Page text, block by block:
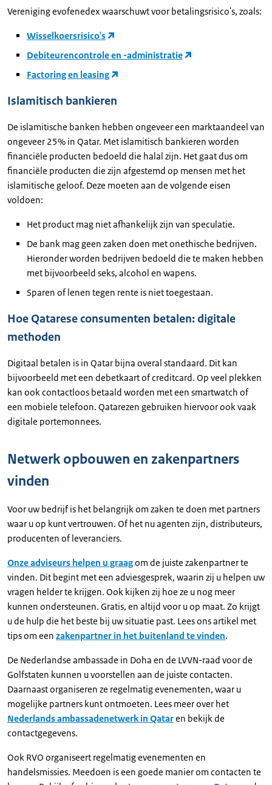
Vereniging evofenedex waarschuwt voor betalingsrisico's, zoals:
Wisselkoersrisico's
Debiteurencontrole en -administratie
Factoring en leasing
Islamitisch bankieren
De islamitische banken hebben ongeveer een marktaandeel van
ongeveer 25% in Qatar. Met islamitisch bankieren worden
financiële producten bedoeld die halal zijn. Het gaat dus om
financiële producten die zijn afgestemd op mensen met het
islamitische geloof. Deze moeten aan de volgende eisen
voldoen:
Het product mag niet afhankelijk zijn van speculatie.
De bank mag geen zaken doen met onethische bedrijven.
Hieronder worden bedrijven bedoeld die te maken hebben
met bijvoorbeeld seks, alcohol en wapens.
Sparen of lenen tegen rente is niet toegestaan.
Hoe Qatarese consumenten betalen: digitale
methoden
Digitaal betalen is in Qatar bijna overal standaard. Dit kan
bijvoorbeeld met een debetkaart of creditcard. Op veel plekken
kan ook contactloos betaald worden met een smartwatch of
een mobiele telefoon. Qatarezen gebruiken hiervoor ook vaak
digitale portemonnees.
Netwerk opbouwen en zakenpartners
vinden
Voor uw bedrijf is het belangrijk om zaken te doen met partners
waar u op kunt vertrouwen. Of het nu agenten zijn, distributeurs,
producenten of leveranciers.
Onze adviseurs helpen u graagom de juiste zakenpartner te
vinden. Dit begint met een adviesgesprek, waarin zij u helpen uw
vragen helder te krijgen. Ook kijken zij hoe ze u nog meer
kunnen ondersteunen. Gratis, en altijd voor u op maat. Zo krijgt
u de hulp die het beste bij uw situatie past. Lees ons artikel met
tips om een zakenpartner in het buitenland te vinden.
De Nederlandse ambassade in Doha en de LVVN-raad voor de
Golfstaten kunnen u voorstellen aan de juiste contacten.
Daarnaast organiseren ze regelmatig evenementen, waar u
mogelijke partners kunt ontmoeten. Lees meer over het
Nederlands ambassadenetwerk in Qataren bekijk de
contactgegevens.
Ook RVO organiseert regelmatig evenementen en
handelsmissies. Meedoen is een goede manier om contacten te